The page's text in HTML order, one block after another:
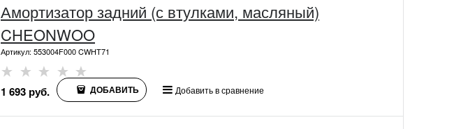
Амортизатор задний (с втулками, масляный)
CHEONWOO
Артикул: 553004F000 CWHT71
1 693 руб. ДОБАВИТЬ Добавить в сравнение